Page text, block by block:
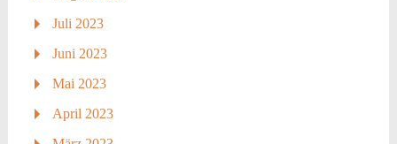
Juli 2023
Juni 2023
Mai 2023
April 2023